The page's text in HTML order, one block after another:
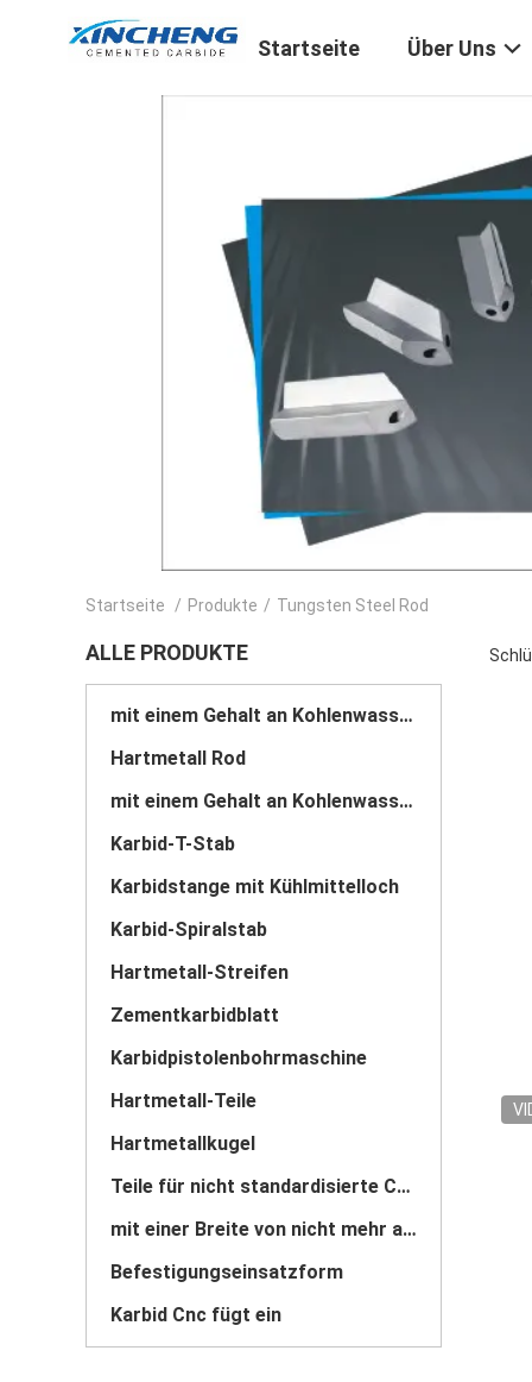
Startseite Über Uns
Startseite / Produkte / Tungsten Steel Rod
ALLE PRODUKTE
mit einem Gehalt an Kohlenwasserstoffen von mehr als 85 GHT
Hartmetall Rod
mit einem Gehalt an Kohlenwasserstoffen von mehr als 85 GHT
Karbid-T-Stab
Karbidstange mit Kühlmittelloch
Karbid-Spiralstab
Hartmetall-Streifen
Zementkarbidblatt
Karbidpistolenbohrmaschine
Hartmetall-Teile
Hartmetallkugel
Teile für nicht standardisierte Carbide
mit einer Breite von nicht mehr als 20 mm
Befestigungseinsatzform
Karbid Cnc fügt ein